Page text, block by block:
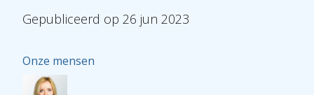
Gepubliceerd op 26 jun 2023
Onze mensen